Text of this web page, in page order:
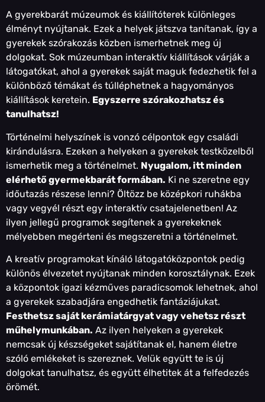
A gyerekbarát múzeumok és kiállítóterek különleges
élményt nyújtanak. Ezek a helyek játszva tanítanak, így a
gyerekek szórakozás közben ismerhetnek meg új
dolgokat. Sok múzeumban interaktív kiállítások várják a
látogatókat, ahol a gyerekek saját maguk fedezhetik fel a
különböző témákat és túlléphetnek a hagyományos
kiállítások keretein. Egyszerre szórakozhatsz és
tanulhatsz!
Történelmi helyszínek is vonzó célpontok egy családi
kirándulásra. Ezeken a helyeken a gyerekek testközelből
ismerhetik meg a történelmet. Nyugalom, itt minden
elérhető gyermekbarát formában. Ki ne szeretne egy
időutazás részese lenni? Öltözz be középkori ruhákba
vagy vegyél részt egy interaktív csatajelenetben! Az
ilyen jellegű programok segítenek a gyerekeknek
mélyebben megérteni és megszeretni a történelmet.
A kreatív programokat kínáló látogatóközpontok pedig
különös élvezetet nyújtanak minden korosztálynak. Ezek
a központok igazi kézműves paradicsomok lehetnek, ahol
a gyerekek szabadjára engedhetik fantáziájukat.
Festhetsz saját kerámiatárgyat vagy vehetsz részt
műhelymunkában. Az ilyen helyeken a gyerekek
nemcsak új készségeket sajátítanak el, hanem életre
szóló emlékeket is szereznek. Velük együtt te is új
dolgokat tanulhatsz, és együtt élhetitek át a felfedezés
örömét.